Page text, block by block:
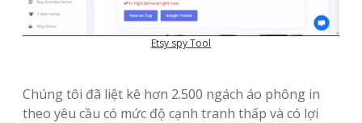
Etsy spy Tool
Chúng tôi đã liệt kê hơn 2.500 ngách áo phông in
theo yêu cầu có mức độ cạnh tranh thấp và có lợi